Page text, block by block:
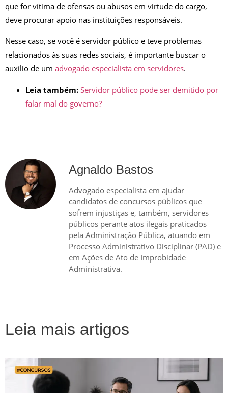
que for vítima de ofensas ou abusos em virtude do cargo,
deve procurar apoio nas instituições responsáveis.
Nesse caso, se você é servidor público e teve problemas
relacionados às suas redes sociais, é importante buscar o
auxílio de um advogado especialista em servidores.
Leia também: Servidor público pode ser demitido por
falar mal do governo?
Agnaldo Bastos
Advogado especialista em ajudar
candidatos de concursos públicos que
sofrem injustiças e, também, servidores
públicos perante atos ilegais praticados
pela Administração Pública, atuando em
Processo Administrativo Disciplinar (PAD) e
em Ações de Ato de Improbidade
Administrativa.
Leia mais artigos